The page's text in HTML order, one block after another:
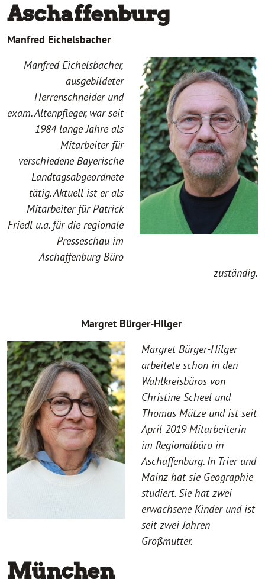
Aschaffenburg
Manfred Eichelsbacher
Manfred Eichelsbacher,
ausgebildeter
Herrenschneider und
exam. Altenpfleger, war seit
1984 lange Jahre als
Mitarbeiter für
verschiedene Bayerische
Landtagsabgeordnete
tätig. Aktuell ist er als
Mitarbeiter für Patrick
Friedl u.a. für die regionale
Presseschau im
Aschaffenburg Büro
zuständig.
Margret Bürger-Hilger
Margret Bürger-Hilger
arbeitete schon in den
Wahlkreisbüros von
Christine Scheel und
Thomas Mütze und ist seit
April 2019 Mitarbeiterin
im Regionalbüro in
Aschaffenburg. In Trier und
Mainz hat sie Geographie
studiert. Sie hat zwei
erwachsene Kinder und ist
seit zwei Jahren
Großmutter.
München